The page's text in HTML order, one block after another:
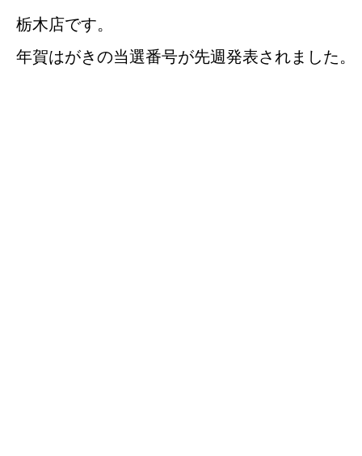
栃木店です。
年賀はがきの当選番号が先週発表されました。